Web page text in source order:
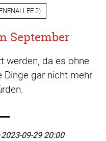
2)
September
werden, da es ohne
Dinge gar nicht mehr
09-29 20:00